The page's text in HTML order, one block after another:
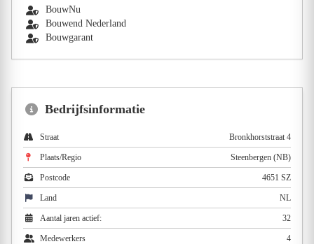
BouwNu
Bouwend Nederland
Bouwgarant
Bedrijfsinformatie
Straat Bronkhorststraat 4
Plaats/Regio Steenbergen (NB)
Postcode 4651 SZ
Land NL
Aantal jaren actief: 32
Medewerkers 4